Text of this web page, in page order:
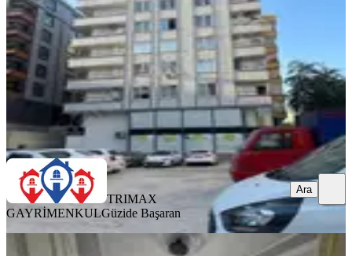
1+1·55 m² ·5. Kat·04.08.2026
1.700.000 ₺
TRIMAX GAYRİMENKULGüzide Başaran
TRIMAX
GAYRİMENKULGüzide Başaran
Ara